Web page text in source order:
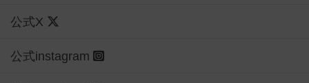
公式X
公式instagram